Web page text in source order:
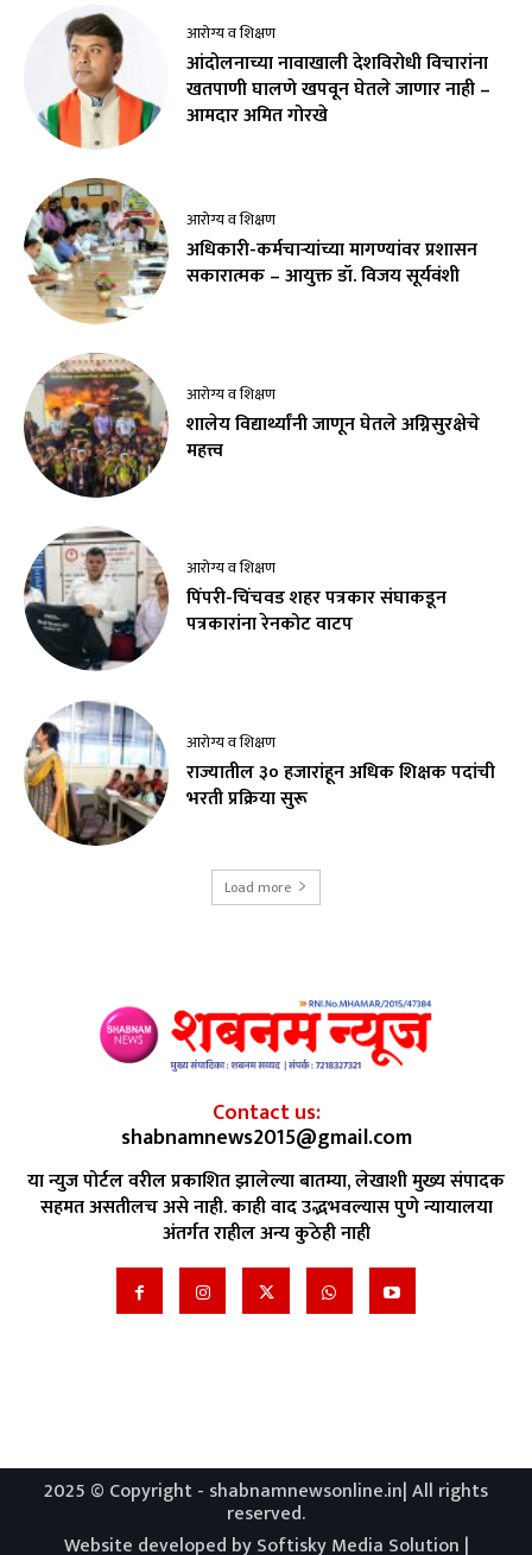
आरोग्य व शिक्षण
आंदोलनाच्या नावाखाली देशविरोधी विचारांना
खतपाणी घालणे खपवून घेतले जाणार नाही –
आमदार अमित गोरखे
आरोग्य व शिक्षण
अधिकारी-कर्मचाऱ्यांच्या मागण्यांवर प्रशासन
सकारात्मक – आयुक्त डॉ. विजय सूर्यवंशी
आरोग्य व शिक्षण
शालेय विद्यार्थ्यांनी जाणून घेतले अग्निसुरक्षेचे
महत्त्व
आरोग्य व शिक्षण
पिंपरी-चिंचवड शहर पत्रकार संघाकडून
पत्रकारांना रेनकोट वाटप
आरोग्य व शिक्षण
राज्यातील ३० हजारांहून अधिक शिक्षक पदांची
भरती प्रक्रिया सुरू
Load more
Contact us:
shabnamnews2015@gmail.com
या न्युज पोर्टल वरील प्रकाशित झालेल्या बातम्या, लेखाशी मुख्य संपादक
सहमत असतीलच असे नाही. काही वाद उद्भभवल्यास पुणे न्यायालया
अंतर्गत राहील अन्य कुठेही नाही
2025 © Copyright - shabnamnewsonline.in| All rights
reserved.
Website developed by Softisky Media Solution |